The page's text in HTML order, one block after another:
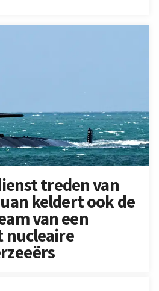
treden van
keldert ook de
van een
nucleaire